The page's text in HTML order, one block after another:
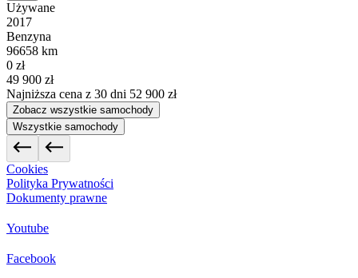
Używane
2017
Benzyna
96658 km
0 zł
49 900 zł
Najniższa cena z 30 dni 52 900 zł
Zobacz wszystkie samochody
Wszystkie samochody
Cookies
Polityka Prywatności
Dokumenty prawne
Youtube
Facebook